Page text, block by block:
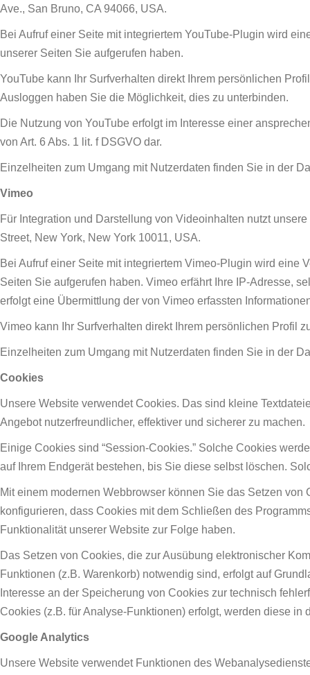
Ave., San Bruno, CA 94066, USA.
Bei Aufruf einer Seite mit integriertem YouTube-Plugin wird
unserer Seiten Sie aufgerufen haben.
YouTube kann Ihr Surfverhalten direkt Ihrem persönlichen
Ausloggen haben Sie die Möglichkeit, dies zu unterbinden.
Die Nutzung von YouTube erfolgt im Interesse einer
von Art. 6 Abs. 1 lit. f DSGVO dar.
Einzelheiten zum Umgang mit Nutzerdaten finden Sie in der
Vimeo
Für Integration und Darstellung von Videoinhalten nutzt
Street, New York, New York 10011, USA.
Bei Aufruf einer Seite mit integriertem Vimeo-Plugin wird eine
Seiten Sie aufgerufen haben. Vimeo erfährt Ihre IP-Adresse,
erfolgt eine Übermittlung der von Vimeo erfassten
Vimeo kann Ihr Surfverhalten direkt Ihrem persönlichen Profil
Einzelheiten zum Umgang mit Nutzerdaten finden Sie in der
Cookies
Unsere Website verwendet Cookies. Das sind kleine
Angebot nutzerfreundlicher, effektiver und sicherer zu machen.
Einige Cookies sind “Session-Cookies.” Solche Cookies
auf Ihrem Endgerät bestehen, bis Sie diese selbst löschen.
Mit einem modernen Webbrowser können Sie das Setzen
konfigurieren, dass Cookies mit dem Schließen des
Funktionalität unserer Website zur Folge haben.
Das Setzen von Cookies, die zur Ausübung elektronischer
Funktionen (z.B. Warenkorb) notwendig sind, erfolgt auf
Interesse an der Speicherung von Cookies zur technisch
Cookies (z.B. für Analyse-Funktionen) erfolgt, werden diese
Google Analytics
Unsere Website verwendet Funktionen des